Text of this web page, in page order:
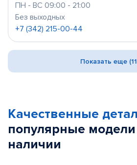
ПН - ВС 09:00 - 21:00
Без выходных
+7 (342) 215-00-44
Показать еще
Качественные
популярные модели
наличии